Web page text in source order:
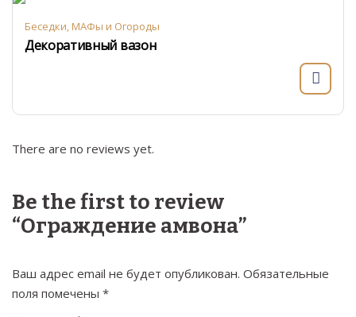
Беседки, МАФы и Огороды
Декоративный вазон
There are no reviews yet.
Be the first to review
“Ограждение амвона”
Ваш адрес email не будет опубликован. Обязательные
поля помечены *